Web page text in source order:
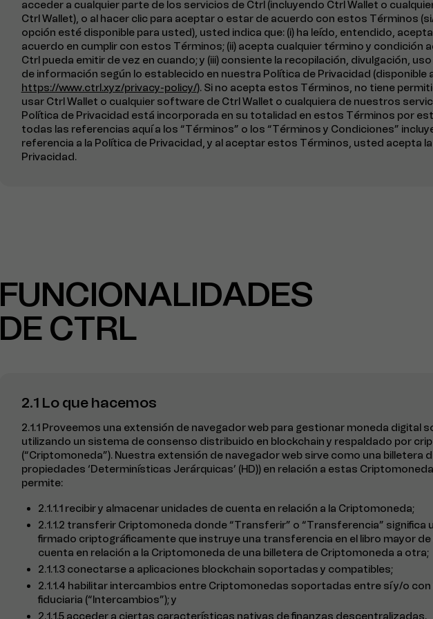
acceder a cualquier parte de los servicios de Ctrl (incluyendo Ctrl Wallet o
Ctrl Wallet), o al hacer clic para aceptar o estar de acuerdo con estos Términos
opción esté disponible para usted), usted indica que: (i) ha leído, entendido,
acuerdo en cumplir con estos Términos; (ii) acepta cualquier término y condición
Ctrl pueda emitir de vez en cuando; y (iii) consiente la recopilación, divulgación,
de información según lo establecido en nuestra Política de Privacidad (disponible
https://www.ctrl.xyz/privacy-policy/). Si no acepta estos Términos, no tiene
usar Ctrl Wallet o cualquier software de Ctrl Wallet o cualquiera de nuestros
Política de Privacidad está incorporada en su totalidad en estos Términos por
todas las referencias aquí a los “Términos” o los “Términos y Condiciones”
referencia a la Política de Privacidad, y al aceptar estos Términos, usted acepta
Privacidad.
FUNCIONALIDADES
DE CTRL
2.1 Lo que hacemos
2.1.1 Proveemos una extensión de navegador web para gestionar moneda digital
utilizando un sistema de consenso distribuido en blockchain y respaldado por
(“Criptomoneda”). Nuestra extensión de navegador web sirve como una billetera
propiedades ‘Determinísticas Jerárquicas’ (HD)) en relación a estas
permite:
2.1.1.1 recibir y almacenar unidades de cuenta en relación a la Criptomoneda;
2.1.1.2 transferir Criptomoneda donde “Transferir” o “Transferencia” significa
firmado criptográficamente que instruye una transferencia en el libro mayor
cuenta en relación a la Criptomoneda de una billetera de Criptomoneda a otra;
2.1.1.3 conectarse a aplicaciones blockchain soportadas y compatibles;
2.1.1.4 habilitar intercambios entre Criptomonedas soportadas entre sí y/o
fiduciaria (“Intercambios”); y
2.1.1.5 acceder a ciertas características nativas de finanzas descentralizadas.